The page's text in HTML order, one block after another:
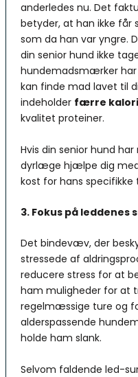
anderledes nu. Det
betyder, at han ikke
som da han var yngre.
din senior hund ikke
hundemadsmærker
kan finde mad lavet til
indeholder færre
kvalitet proteiner.
Hvis din senior hund
dyrlæge hjælpe dig
kost for hans specifikke
3. Fokus på leddenes
Det bindevæv, der
stressede af
reducere stress for at
ham muligheder for at
regelmæssige ture og
alderspassende
holde ham slank.
Selvom faldende led-